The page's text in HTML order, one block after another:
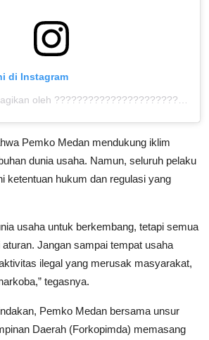
di Instagram
Pemko Medan mendukung iklim
dunia usaha. Namun, seluruh pelaku
ketentuan hukum dan regulasi yang
usaha untuk berkembang, tetapi semua
Jangan sampai tempat usaha
ilegal yang merusak masyarakat,
tegasnya.
Pemko Medan bersama unsur
Daerah (Forkopimda) memasang